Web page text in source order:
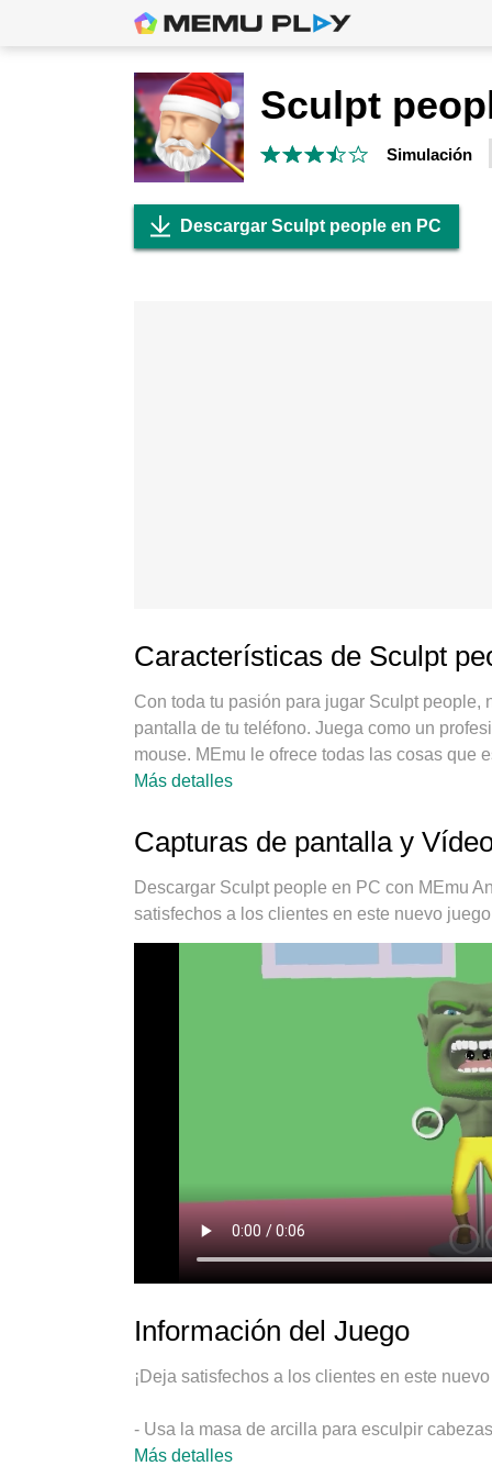
Sculpt
Simulación
Descargar Sculpt people en PC
Características de Sculpt
Con toda tu pasión para jugar Sculpt people,
pantalla de tu teléfono. Juega como un
mouse. MEmu le ofrece todas las cosas que
tiempo que quieras, sin más limitaciones de
de keymapping preestablecido convierte a
nuestra absorción, el administrador de
dispositivo. Y lo más importante, nuestro
su PC, hacer que todo sea más fluido. Nos
disfrutar de la felicidad de los juegos.
Más detalles
Capturas de pantalla y
Descargar Sculpt people en PC con MEmu
satisfechos a los clientes en este nuevo
Información del Juego
¡Deja satisfechos a los clientes en este
- Usa la masa de arcilla para esculpir
Más detalles